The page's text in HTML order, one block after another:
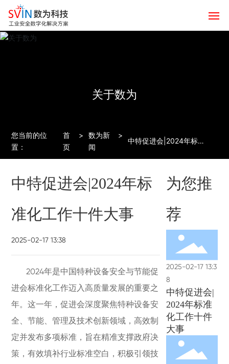
关于数为
智联平台
关于数为
您当前的位
置：
首
页
数为新
闻
中特促进会|2024年标准
中特促进会|2024年标
准化工作十件大事
2025-02-17 13:38
2024年是中国特种设备安全与节能促
进会标准化工作迈入高质量发展的重要之
年。这一年，促进会深度聚焦特种设备安
全、节能、管理及技术创新领域，高效制
定并发布多项标准，旨在精准支撑政府决
策，有效填补行业标准空白，积极引领技
为您推
荐
2025-02-17 13:3
8
中特促进会|
2024年标准
化工作十件
大事